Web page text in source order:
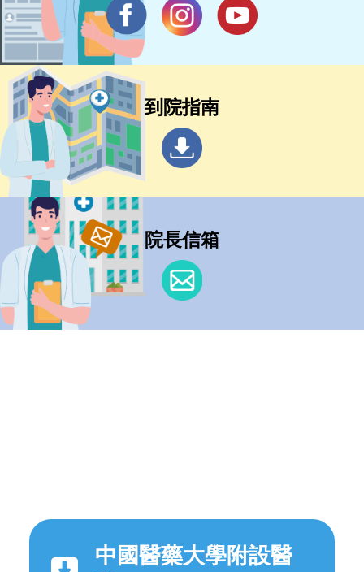
到院指南
院長信箱
中國醫藥大學附設醫